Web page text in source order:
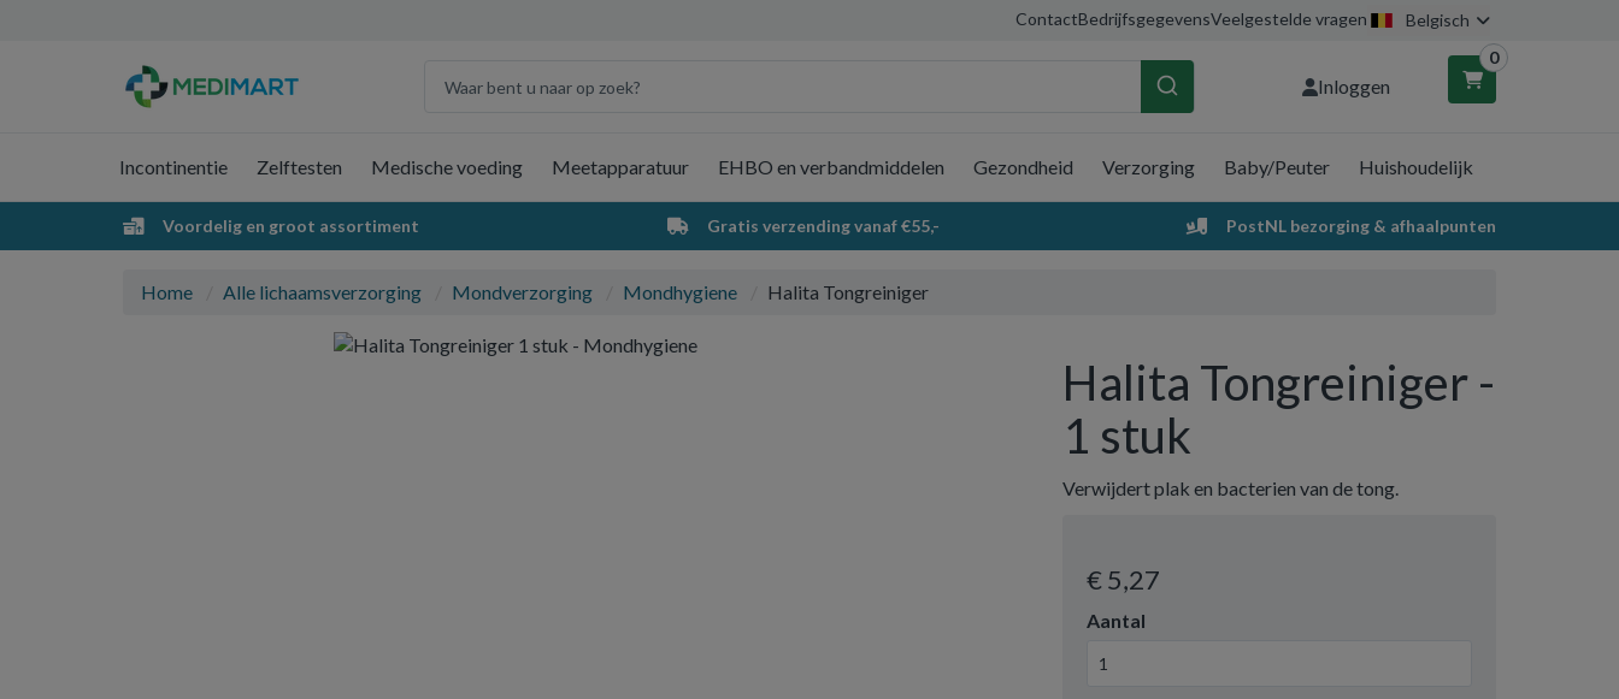
ContactBedrijfsgegevensVeelgestelde vragen Belgisch
Inloggen
0
Winkelwagen
Incontinentie Zelftesten Medische voeding Meetapparatuur EHBO en verbandmiddelen Gezondheid Verzorging Baby/Peuter Huishoudelijk
Voordelig en groot assortiment Gratis verzending vanaf €55,- PostNL bezorging & afhaalpunten
Home Alle lichaamsverzorging Mondverzorging Mondhygiene Halita Tongreiniger
Halita Tongreiniger -
1 stuk
Verwijdert plak en bacterien van de tong.
€ 5,27
Aantal